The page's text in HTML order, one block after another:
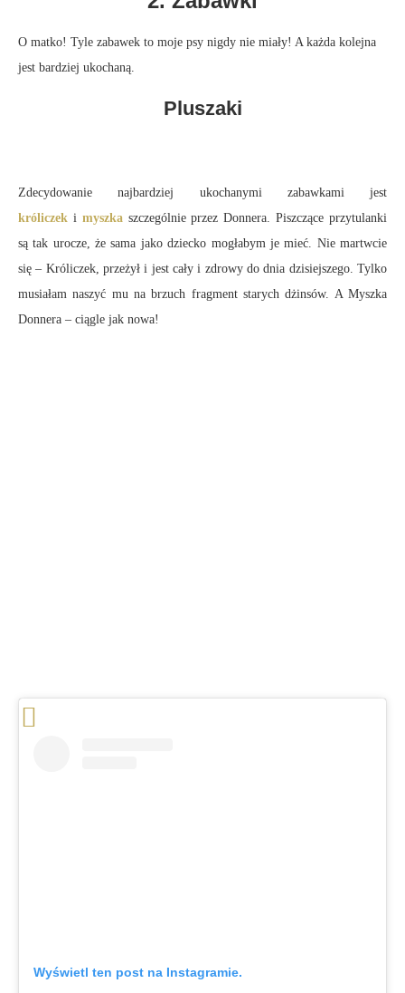
O matko! Tyle zabawek to moje psy nigdy nie miały! A każda kolejna
jest bardziej ukochaną.
Pluszaki
Zdecydowanie najbardziej ukochanymi zabawkami jest
króliczek i myszkaszczególnie przez Donnera. Piszczące przytulanki
są tak urocze, że sama jako dziecko mogłabym je mieć. Nie martwcie
się – Króliczek, przeżył i jest cały i zdrowy do dnia dzisiejszego. Tylko
musiałam naszyć mu na brzuch fragment starych dżinsów. A Myszka
Donnera – ciągle jak nowa!
Wyświetl ten post na Instagramie.